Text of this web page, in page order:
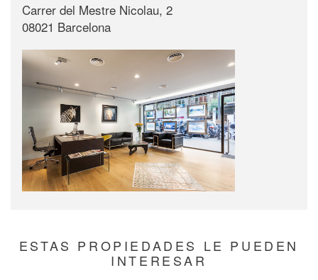
Carrer del Mestre Nicolau, 2
08021 Barcelona
ESTAS PROPIEDADES LE PUEDEN
INTERESAR